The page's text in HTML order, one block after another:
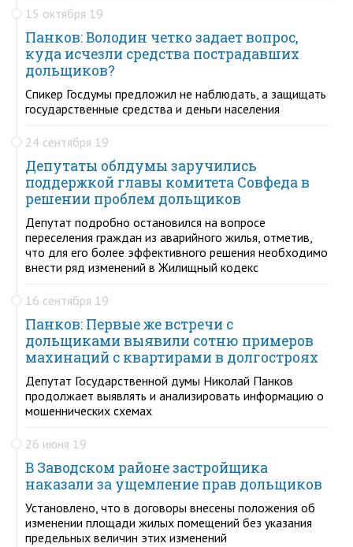
15 октября 19
Панков: Володин четко задает вопрос,
куда исчезли средства пострадавших
дольщиков?
Спикер Госдумы предложил не наблюдать, а защищать
государственные средства и деньги населения
24 сентября 19
Депутаты облдумы заручились
поддержкой главы комитета Совфеда в
решении проблем дольщиков
Депутат подробно остановился на вопросе
переселения граждан из аварийного жилья, отметив,
что для его более эффективного решения необходимо
внести ряд изменений в Жилищный кодекс
16 сентября 19
Панков: Первые же встречи с
дольщиками выявили сотню примеров
махинаций с квартирами в долгостроях
Депутат Государственной думы Николай Панков
продолжает выявлять и анализировать информацию о
мошеннических схемах
26 июня 19
В Заводском районе застройщика
наказали за ущемление прав дольщиков
Установлено, что в договоры внесены положения об
изменении площади жилых помещений без указания
предельных величин этих изменений